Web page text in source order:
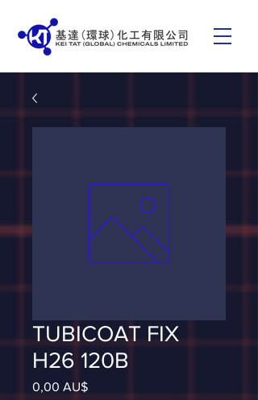
TUBICOAT FIX
H26 120B
0,00 AU$Giá